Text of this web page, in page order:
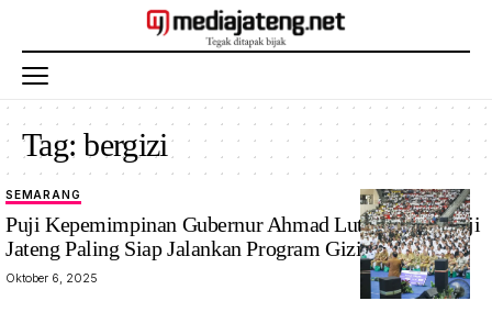
Tag:bergizi
SEMARANG
Puji Kepemimpinan Gubernur Ahmad Luthfi, BGN Puji
Jateng Paling Siap Jalankan Program Gizi Nasional
Oktober 6, 2025